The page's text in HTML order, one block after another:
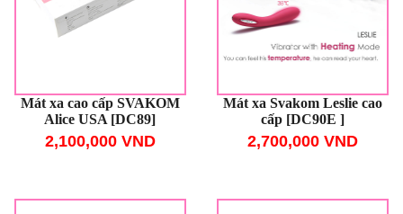
Mát xa cao cấp SVAKOM
Alice USA [DC89]
2,100,000 VND
Mát xa Svakom Leslie cao
cấp [DC90E ]
2,700,000 VND